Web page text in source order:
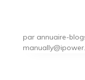
par annuaire-